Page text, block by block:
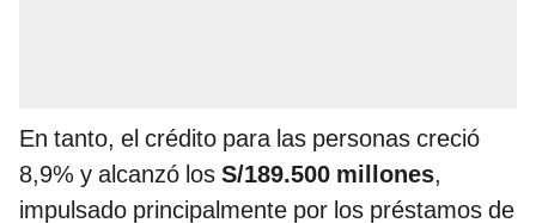
En tanto, el crédito para las personas creció
8,9% y alcanzó los S/189.500 millones,
impulsado principalmente por los préstamos de